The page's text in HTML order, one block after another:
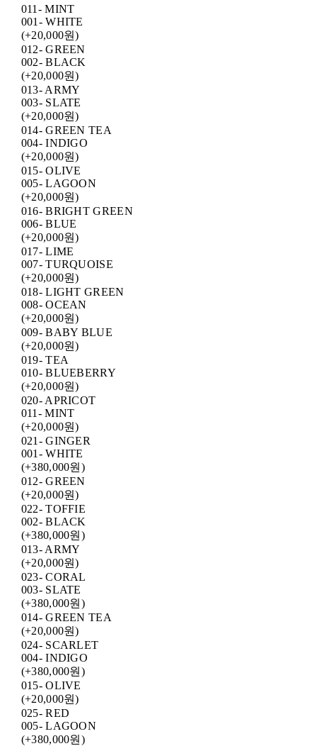
011- MINT
001- WHITE
(+20,000원)
012- GREEN
002- BLACK
(+20,000원)
013- ARMY
003- SLATE
(+20,000원)
014- GREEN TEA
004- INDIGO
(+20,000원)
015- OLIVE
005- LAGOON
(+20,000원)
016- BRIGHT GREEN
006- BLUE
(+20,000원)
017- LIME
007- TURQUOISE
(+20,000원)
018- LIGHT GREEN
008- OCEAN
(+20,000원)
009- BABY BLUE
(+20,000원)
019- TEA
010- BLUEBERRY
(+20,000원)
020- APRICOT
011- MINT
(+20,000원)
021- GINGER
001- WHITE
(+380,000원)
012- GREEN
(+20,000원)
022- TOFFIE
002- BLACK
(+380,000원)
013- ARMY
(+20,000원)
023- CORAL
003- SLATE
(+380,000원)
014- GREEN TEA
(+20,000원)
024- SCARLET
004- INDIGO
(+380,000원)
015- OLIVE
(+20,000원)
025- RED
005- LAGOON
(+380,000원)